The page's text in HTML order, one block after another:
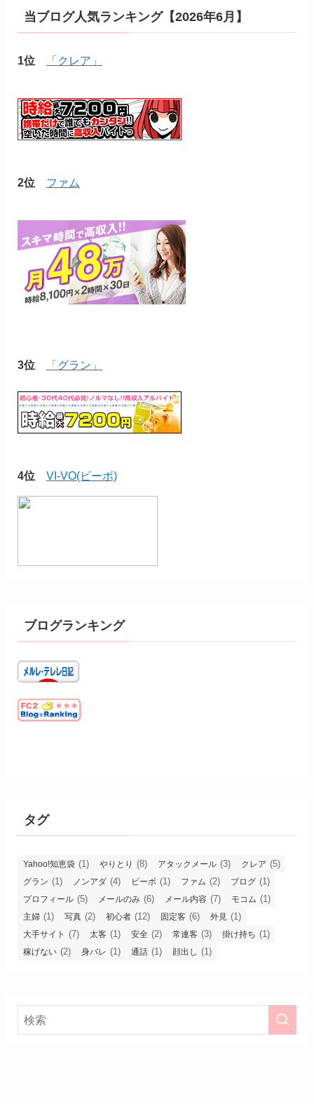
当ブログ人気ランキング【2026年6月】
1位 「クレア」
2位 ファム
3位 「グラン」
4位 VI-VO(ビーボ)
ブログランキング
タグ
Yahoo!知恵袋 (1) やりとり (8) アタックメール (3) クレア (5)
グラン (1) ノンアダ (4) ビーボ (1) ファム (2) ブログ (1)
プロフィール (5) メールのみ (6) メール内容 (7) モコム (1)
主婦 (1) 写真 (2) 初心者 (12) 固定客 (6) 外見 (1)
大手サイト (7) 太客 (1) 安全 (2) 常連客 (3) 掛け持ち (1)
稼げない (2) 身バレ (1) 通話 (1) 顔出し (1)